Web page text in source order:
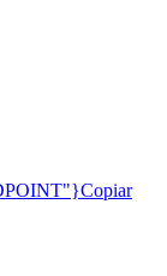
Copiar